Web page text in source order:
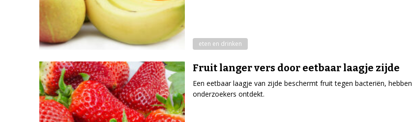
eten en drinken
Fruit langer vers door eetbaar laagje zijde
Een eetbaar laagje van zijde beschermt fruit tegen bacteriën, hebben
onderzoekers ontdekt.